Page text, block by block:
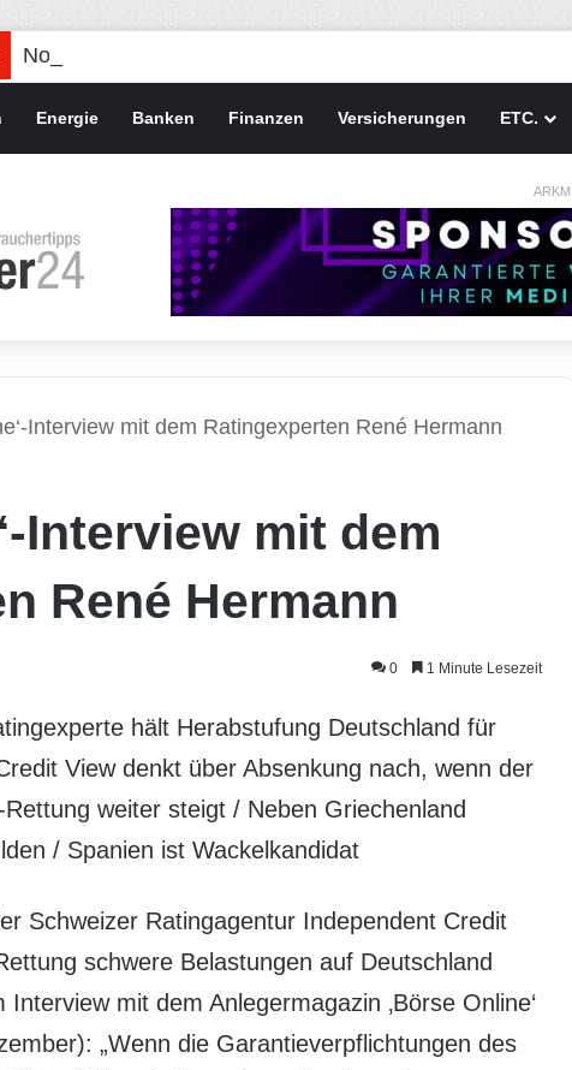
Energie Banken Finanzen Versicherungen ETC.
Interview mit dem Ratingexperten René Hermann
Interview mit dem
René Hermann
0 1 Minute Lesezeit
hält Herabstufung Deutschland für
View denkt über Absenkung nach, wenn der
weiter steigt / Neben Griechenland
/ Spanien ist Wackelkandidat
Schweizer Ratingagentur Independent Credit
schwere Belastungen auf Deutschland
mit dem Anlegermagazin ‚Börse Online‘
„Wenn die Garantieverpflichtungen des